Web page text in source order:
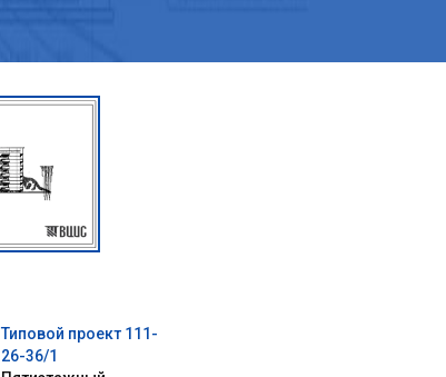
Типовой проект 111-
26-36/1